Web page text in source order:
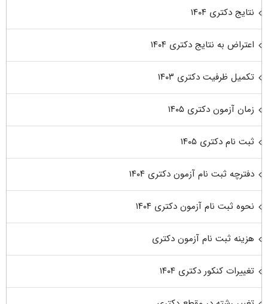
نتایج دکتری ۱۴۰۴
اعتراض به نتایج دکتری ۱۴۰۴
تکمیل ظرفیت دکتری ۱۴۰۳
زمان آزمون دکتری ۱۴۰۵
ثبت نام دکتری ۱۴۰۵
دفترچه ثبت نام آزمون دکتری ۱۴۰۴
نحوه ثبت نام آزمون دکتری ۱۴۰۴
هزینه ثبت نام آزمون دکتری
تغییرات کنکور دکتری ۱۴۰۴